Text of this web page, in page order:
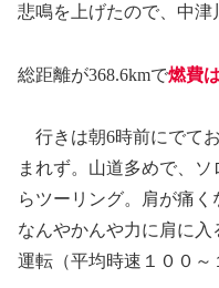
悲鳴を上げたので、中津
総距離が368.6kmで燃費
行きは朝6時前にでて
まれず。山道多めで、
らツーリング。肩が痛く
なんやかんや力に肩に
運転（平均時速１００～